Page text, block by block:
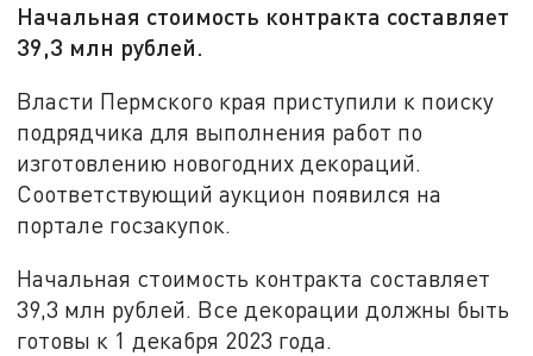
Начальная стоимость контракта составляет
39,3 млн рублей.
Власти Пермского края приступили к поиску
подрядчика для выполнения работ по
изготовлению новогодних декораций.
Соответствующий аукцион появился на
портале госзакупок.
Начальная стоимость контракта составляет
39,3 млн рублей. Все декорации должны быть
готовы к 1 декабря 2023 года.